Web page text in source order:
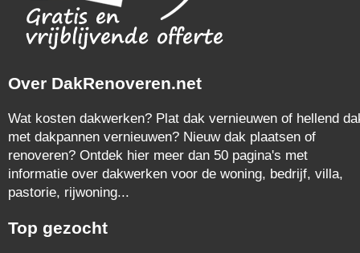
Over DakRenoveren.net
Wat kosten dakwerken? Plat dak vernieuwen of hellend
met dakpannen vernieuwen? Nieuw dak plaatsen of
renoveren? Ontdek hier meer dan 50 pagina's met
informatie over dakwerken voor de woning, bedrijf, villa,
pastorie, rijwoning...
Top gezocht